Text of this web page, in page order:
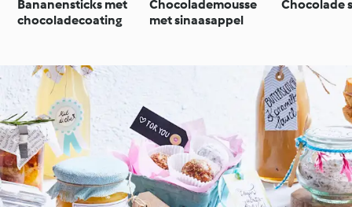
Bananensticks met
chocoladecoating
Chocolademousse
met sinaasappel
Chocolade